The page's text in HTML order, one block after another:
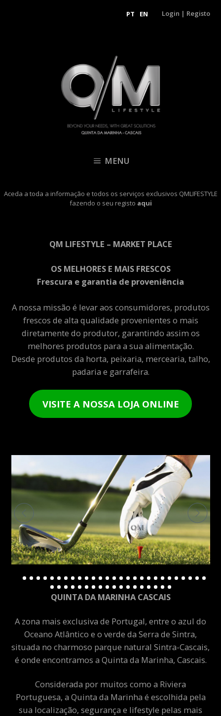
PT EN Login | Registo
MENU
Aceda a toda a informação e todos os serviços exclusivos QMLIFESTYLE
fazendo o seu registo aqui
QM LIFESTYLE – MARKET PLACE
OS MELHORES E MAIS FRESCOS
Frescura e garantia de proveniência
A nossa missão é levar aos consumidores, produtos
frescos de alta qualidade provenientes o mais
diretamente do produtor, garantindo assim os
melhores produtos para a sua alimentação.
Desde produtos da horta, peixaria, mercearia, talho,
padaria e garrafeira.
VISITE A NOSSA LOJA ONLINE
QUINTA DA MARINHA CASCAIS
A zona mais exclusiva de Portugal, entre o azul do
Oceano Atlântico e o verde da Serra de Sintra,
situada no charmoso parque natural Sintra-Cascais,
é onde encontramos a Quinta da Marinha, Cascais.
Considerada por muitos como a Riviera
Portuguesa, a Quinta da Marinha é escolhida pela
sua localização, segurança e lifestyle pelas mais